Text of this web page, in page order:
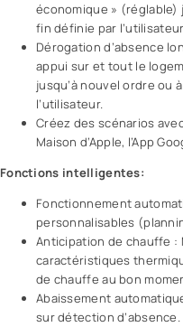
économique » (réglable)
fin définie par
Dérogation d’absence
appui sur et tout le
jusqu’à nouvel ordre ou
l’utilisateur.
Créez des scénarios
Maison d’Apple, l’App
Fonctions intelligentes:
Fonctionnement
personnalisables
Anticipation de chauffe
caractéristiques
de chauffe au bon
Abaissement
sur détection d’absence.